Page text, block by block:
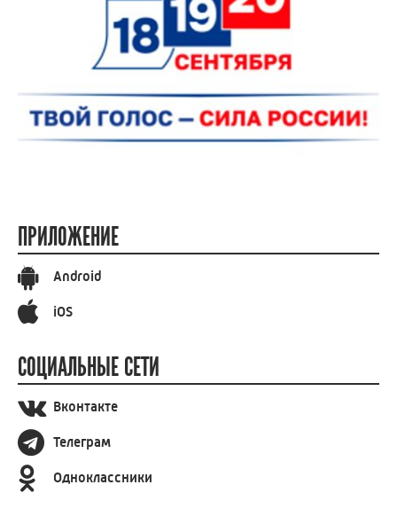
ПРИЛОЖЕНИЕ
Android
iOS
СОЦИАЛЬНЫЕ СЕТИ
Вконтакте
Телеграм
Одноклассники